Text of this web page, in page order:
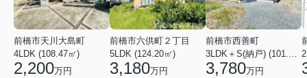
前橋市天川大島町
4LDK (108.47㎡)
2,200万円
前橋市六供町２丁目
5LDK (124.20㎡)
3,180万円
前橋市西善町
3LDK＋S(納戸) (101.02㎡)
3,780万円